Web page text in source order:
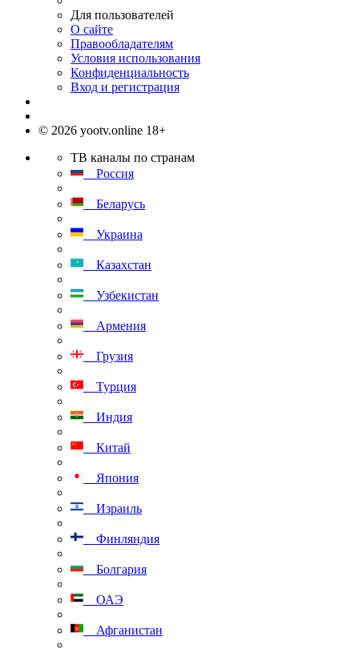
Для пользователей
О сайте
Правообладателям
Условия использования
Конфиденциальность
Вход и регистрация
© 2026 yootv.online 18+
ТВ каналы по странам
Россия
Беларусь
Украина
Казахстан
Узбекистан
Армения
Грузия
Турция
Индия
Китай
Япония
Израиль
Финляндия
Болгария
ОАЭ
Афганистан